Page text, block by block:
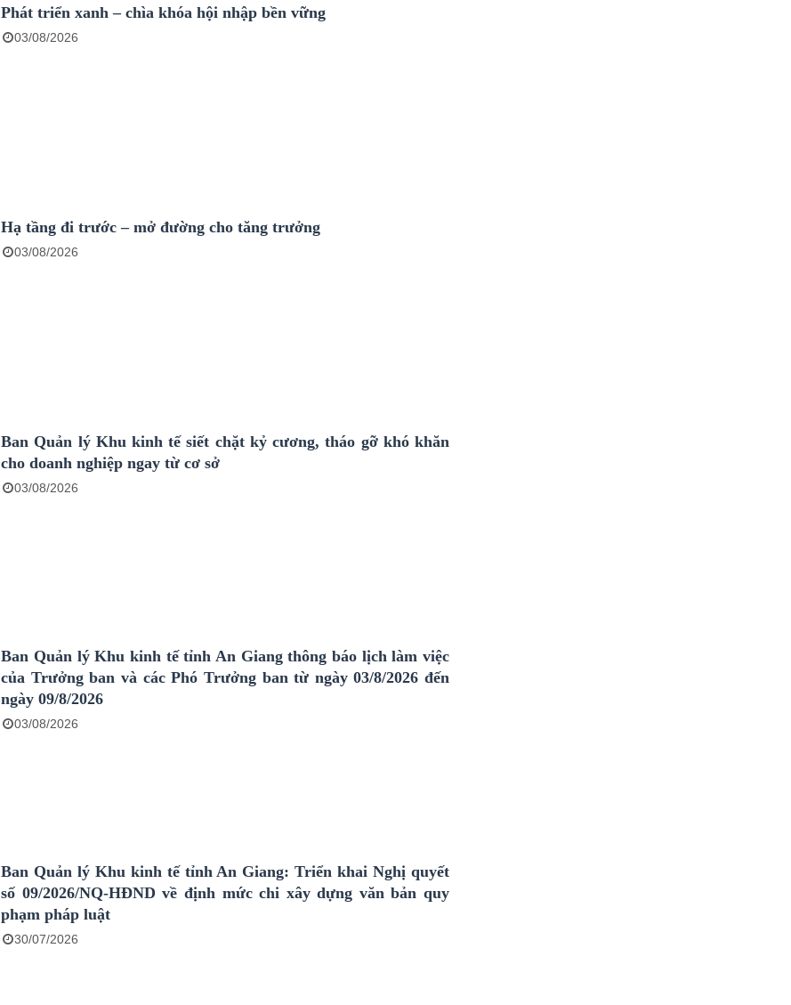
Phát triển xanh – chìa khóa hội nhập bền vững
03/08/2026
Hạ tầng đi trước – mở đường cho tăng trưởng
03/08/2026
Ban Quản lý Khu kinh tế siết chặt kỷ cương, tháo gỡ khó khăn
cho doanh nghiệp ngay từ cơ sở
03/08/2026
Ban Quản lý Khu kinh tế tỉnh An Giang thông báo lịch làm việc
của Trưởng ban và các Phó Trưởng ban từ ngày 03/8/2026 đến
ngày 09/8/2026
03/08/2026
Ban Quản lý Khu kinh tế tỉnh An Giang: Triển khai Nghị quyết
số 09/2026/NQ-HĐND về định mức chi xây dựng văn bản quy
phạm pháp luật
30/07/2026